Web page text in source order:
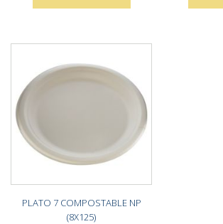
PLATO 7 COMPOSTABLE NP
(8X125)